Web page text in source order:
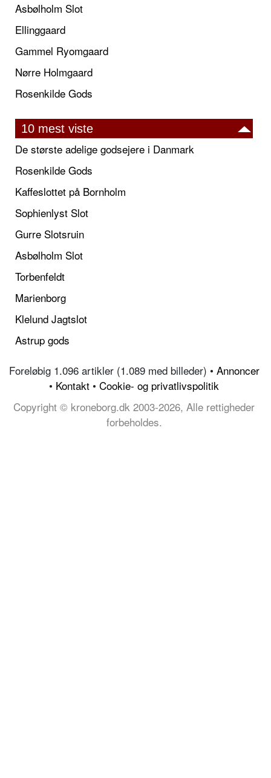
Asbølholm Slot
Ellinggaard
Gammel Ryomgaard
Nørre Holmgaard
Rosenkilde Gods
10 mest viste
De største adelige godsejere i Danmark
Rosenkilde Gods
Kaffeslottet på Bornholm
Sophienlyst Slot
Gurre Slotsruin
Asbølholm Slot
Torbenfeldt
Marienborg
Klelund Jagtslot
Astrup gods
Foreløbig 1.096 artikler (1.089 med billeder) • Annoncer
• Kontakt • Cookie- og privatlivspolitik
Copyright © kroneborg.dk 2003-2026, Alle rettigheder
forbeholdes.